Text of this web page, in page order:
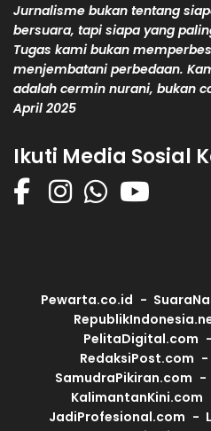
Jurnalisme bukan tentang
bersuara, tapi siapa yang
Tugas kami bukan
menjembatani perbedaan.
adalah cermin nurani, bukan
April 2025
Ikuti Media Sosial
Pewarta.co.id
PelitaDigital.com
RedaksiPost.com
SamudraPikiran.com
KalimantanKini.com
JadiProfesional.com